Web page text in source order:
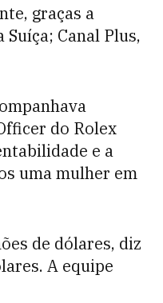
graças a
Canal Plus,
do Rolex
e a
uma mulher em
de dólares, diz
A equipe